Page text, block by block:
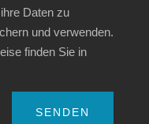
Daten zu
und verwenden.
finden Sie in
SENDEN